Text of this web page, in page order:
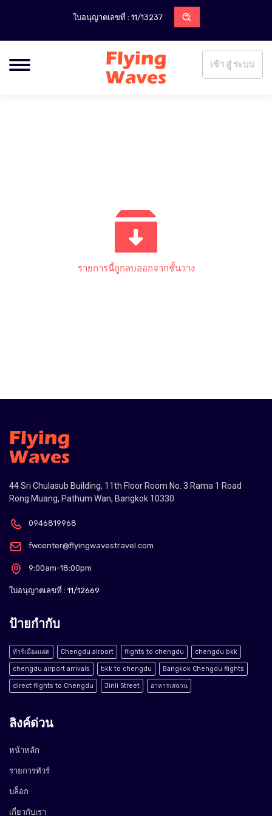
ใบอนุญาตเลขที่ : 11/13237
เข้า สู่ ระบบ
รายการนี้ถูกลบออกจากชั้นวาง
44 Sri Chulasub Building, 11th Floor Room No. 3 Rama 1 Road
Rong Muang, Pathum Wan, Bangkok 10330
0946819968
fwcenter@flyingwavestravel.com
9:00am-18:00pm
ใบอนุญาตเลขที่ : 11/12669
ป้ายกำกับ
ทัวร์เมืองแฝด Chengdu airport flights to chengdu chengdu bkk
chengdu airport arrivals bkk to chengdu Bangkok Chengdu flights
direct flights to Chengdu Jinli Street อาหารเสฉวน
ลิงค์ด่วน
หน้าหลัก
รายการทัวร์
บล็อก
เกี่ยวกับเรา